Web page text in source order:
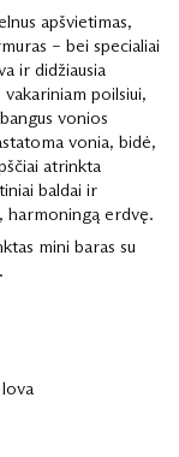
apšvietimas,
– bei specialiai
ir didžiausia
poilsiui,
vonios
vonia, bidė,
atrinkta
baldai ir
harmoningą erdvę.
mini baras su